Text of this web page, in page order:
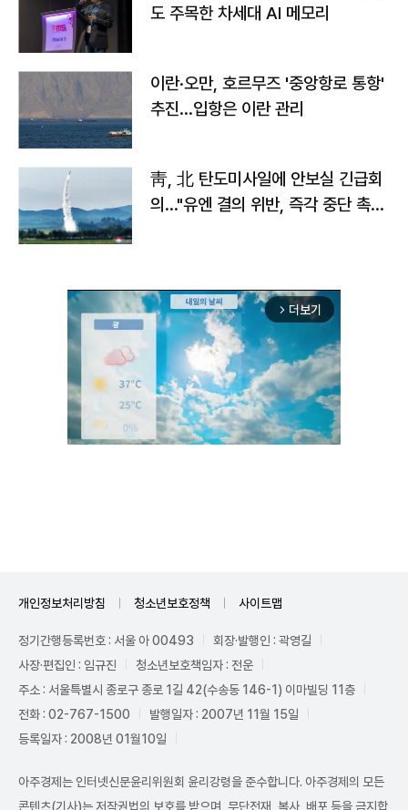
도 주목한 차세대 AI 메모리
이란·오만, 호르무즈 '중앙항로 통항'
추진…입항은 이란 관리
靑, 北 탄도미사일에 안보실 긴급회
의…"유엔 결의 위반, 즉각 중단 촉
arrow_forward_ios 더보기
개인정보처리방침 청소년보호정책 사이트맵
정기간행등록번호 : 서울 아 00493
회장·발행인 : 곽영길
사장·편집인 : 임규진
청소년보호책임자 : 전운
주소 : 서울특별시 종로구 종로 1길 42(수송동 146-1) 이마빌딩 11층
전화 : 02-767-1500
발행일자 : 2007년 11월 15일
등록일자 : 2008년 01월10일
아주경제는 인터넷신문윤리위원회 윤리강령을 준수합니다. 아주경제의 모든
콘텐츠(기사)는 저작권법의 보호를 받으며, 무단전재, 복사, 배포 등을 금지합